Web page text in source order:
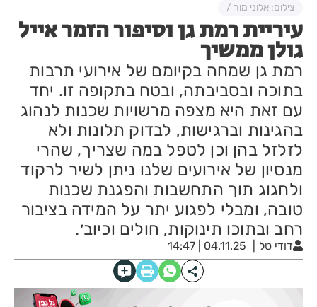
עיריית רמת גן וסיפור הזמר אייל
גולן ממשיך
רמת גן שמחה בקיומם של אירועי תרבות
בתוכה ובסביבתה, ובטח בתקופה זו. יחד
עם זאת היא מצפה מרשויות שכנות לנהוג
בהגינות וברגישות, לבדוק תלונות ולא
לזלזל בהן וכן לטפל במה שצריך, שהרי
מנסיון של אירועים שלנו ניתן לשיר לרקוד
ולחגוג תוך התחשבות והפגנת שכנות
טובה, ומבלי לפגוע יתר על המידה בציבור
רחב ובתוכו תינוקות, חולים וכיוב׳.
דודי טל 04.11.25 | 14:47
צילום: אלוני מור /